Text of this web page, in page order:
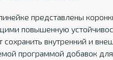
представлены
повышенную
внутренний и
программой добавок